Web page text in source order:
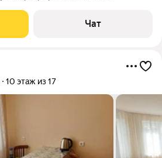
новый дом. Прекрасная и
Лучший проект
Чат
10 этаж из 17